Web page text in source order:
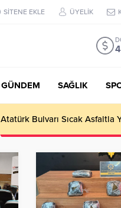
SİTENE EKLE ÜYELİK
GÜNDEM SAĞLIK
Temmuzda IPARD III